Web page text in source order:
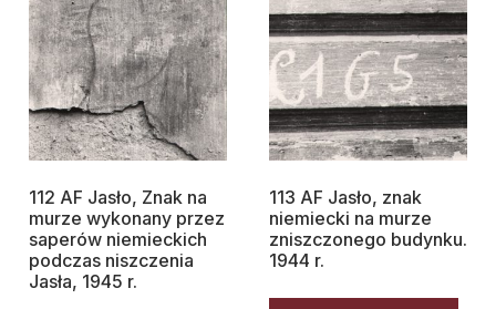
112 AF Jasło, Znak na
murze wykonany przez
saperów niemieckich
podczas niszczenia
Jasła, 1945 r.
113 AF Jasło, znak
niemiecki na murze
zniszczonego budynku.
1944 r.